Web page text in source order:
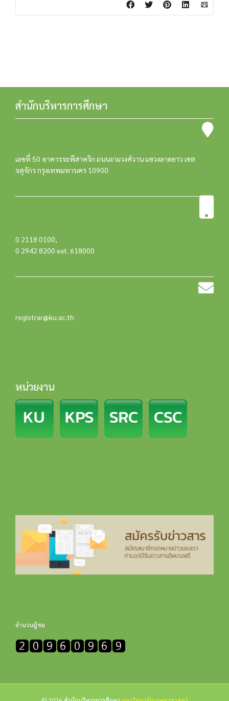
สำนักบริหารการศึกษา
เลขที่ 50 อาคารระพีสาคริก ถนนงามวงศ์วาน แขวงลาดยาว เขต
จตุจักร กรุงเทพมหานคร 10900
0 2118 0100,
0 2942 8200 ext. 618000
registrar@ku.ac.th
หน่วยงาน
จำนวนผู้ชม